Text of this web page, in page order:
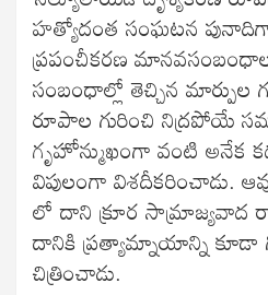
హత్యోదంత సంఘటన
ప్రపంచీకరణ
సంబంధాల్లో తెచ్చిన
రూపాల గురించి నిద్రపోయే
గృహోన్ముఖంగా వంటి అనేక
విపులంగా విశదీకరించాడు.
లో దాని క్రూర సామ్రాజ్యవాద
దానికి ప్రత్యామ్నాయాన్ని కూడా
చిత్రించాడు.